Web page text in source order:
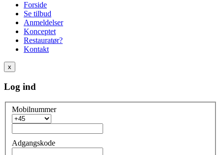
Forside
Se tilbud
Anmeldelser
Konceptet
Restauratør?
Kontakt
x
Log ind
Mobilnummer
Adgangskode